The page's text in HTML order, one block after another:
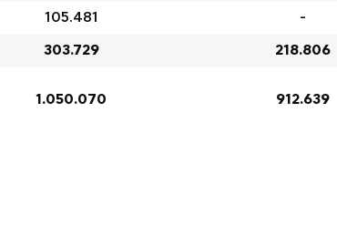
105.481 -
303.729 218.806
1.050.070 912.639